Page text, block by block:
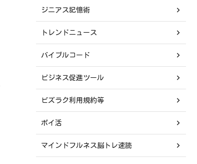
ジニアス記憶術
トレンドニュース
バイブルコード
ビジネス促進ツール
ビズラク利用規約等
ポイ活
マインドフルネス脳トレ速読